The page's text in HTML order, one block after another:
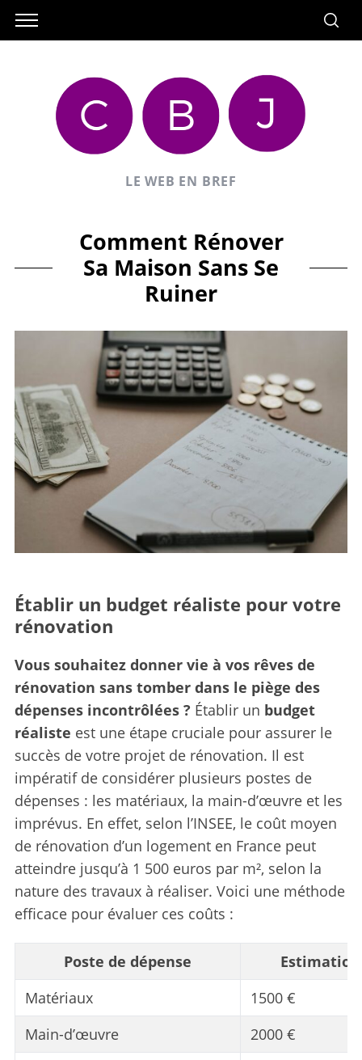
LE WEB EN BREF
Comment Rénover
Sa Maison Sans Se
Ruiner
Établir un budget réaliste pour votre
rénovation
Vous souhaitez donner vie à vos rêves de
rénovation sans tomber dans le piège des
dépenses incontrôlées ? Établir un budget
réaliste est une étape cruciale pour assurer le
succès de votre projet de rénovation. Il est
impératif de considérer plusieurs postes de
dépenses : les matériaux, la main-d’œuvre et les
imprévus. En effet, selon l’INSEE, le coût moyen
de rénovation d’un logement en France peut
atteindre jusqu’à 1 500 euros par m², selon la
nature des travaux à réaliser. Voici une méthode
efficace pour évaluer ces coûts :
Poste de dépense
Matériaux
1500 €
Main-d’œuvre
2000 €